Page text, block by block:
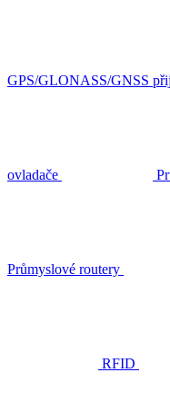
GPS/GLONASS/GNSS
ovladače
Průmyslové routery
RFID